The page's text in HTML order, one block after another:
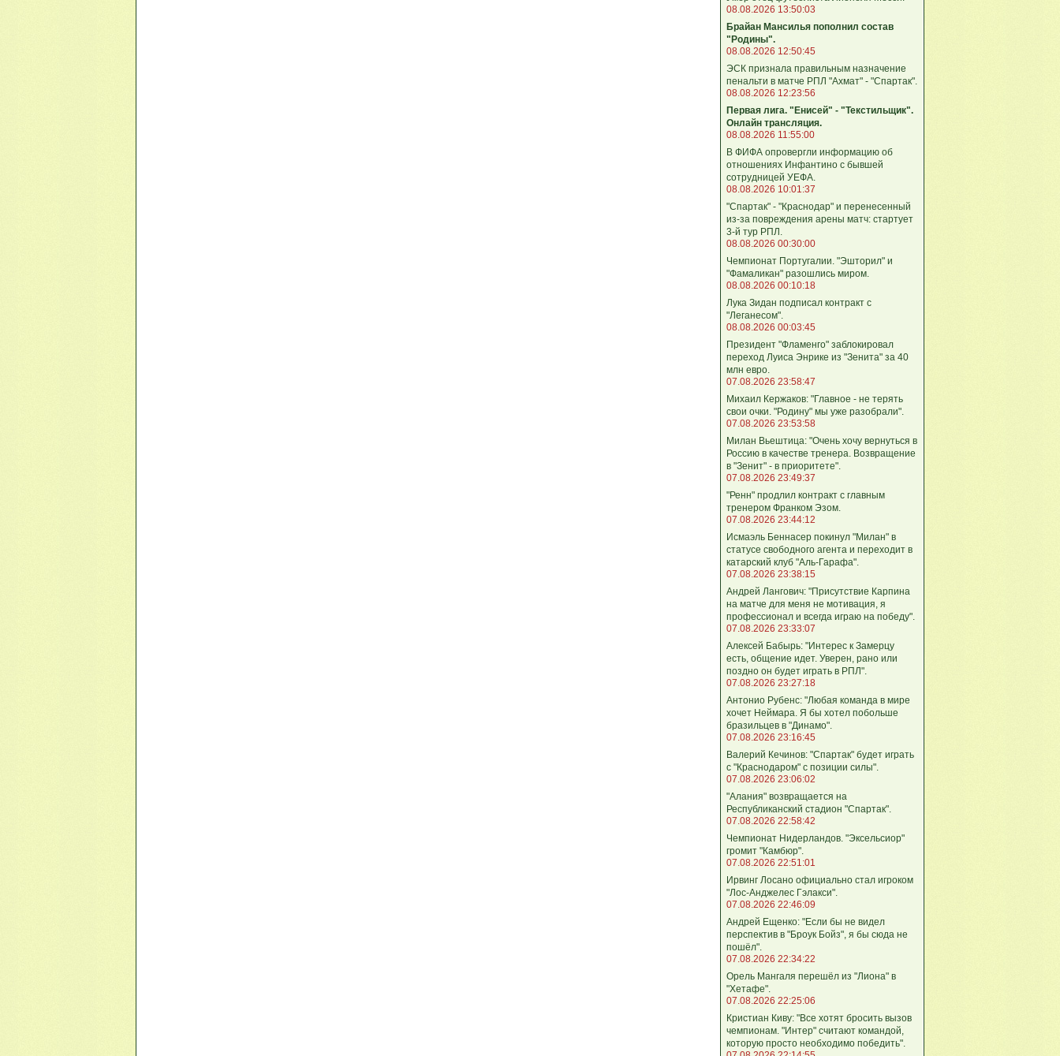
08.08.2026 13:50:03
Брайан Мансилья пополнил состав
"Родины".
08.08.2026 12:50:45
ЭСК признала правильным назначение
пенальти в матче РПЛ "Ахмат" - "Спартак".
08.08.2026 12:23:56
Первая лига. "Енисей" - "Текстильщик".
Онлайн трансляция.
08.08.2026 11:55:00
В ФИФА опровергли информацию об
отношениях Инфантино с бывшей
сотрудницей УЕФА.
08.08.2026 10:01:37
"Спартак" - "Краснодар" и перенесенный
из-за повреждения арены матч: стартует
3-й тур РПЛ.
08.08.2026 00:30:00
Чемпионат Португалии. "Эшторил" и
"Фамаликан" разошлись миром.
08.08.2026 00:10:18
Лука Зидан подписал контракт с
"Леганесом".
08.08.2026 00:03:45
Президент "Фламенго" заблокировал
переход Луиса Энрике из "Зенита" за 40
млн евро.
07.08.2026 23:58:47
Михаил Кержаков: "Главное - не терять
свои очки. "Родину" мы уже разобрали".
07.08.2026 23:53:58
Милан Вьештица: "Очень хочу вернуться в
Россию в качестве тренера. Возвращение
в "Зенит" - в приоритете".
07.08.2026 23:49:37
"Ренн" продлил контракт с главным
тренером Франком Эзом.
07.08.2026 23:44:12
Исмаэль Беннасер покинул "Милан" в
статусе свободного агента и переходит в
катарский клуб "Аль-Гарафа".
07.08.2026 23:38:15
Андрей Лангович: "Присутствие Карпина
на матче для меня не мотивация, я
профессионал и всегда играю на победу".
07.08.2026 23:33:07
Алексей Бабырь: "Интерес к Замерцу
есть, общение идет. Уверен, рано или
поздно он будет играть в РПЛ".
07.08.2026 23:27:18
Антонио Рубенс: "Любая команда в мире
хочет Неймара. Я бы хотел побольше
бразильцев в "Динамо".
07.08.2026 23:16:45
Валерий Кечинов: "Спартак" будет играть
с "Краснодаром" с позиции силы".
07.08.2026 23:06:02
"Алания" возвращается на
Республиканский стадион "Спартак".
07.08.2026 22:58:42
Чемпионат Нидерландов. "Эксельсиор"
громит "Камбюр".
07.08.2026 22:51:01
Ирвинг Лосано официально стал игроком
"Лос-Анджелес Гэлакси".
07.08.2026 22:46:09
Андрей Ещенко: "Если бы не видел
перспектив в "Броук Бойз", я бы сюда не
пошёл".
07.08.2026 22:34:22
Орель Мангаля перешёл из "Лиона" в
"Хетафе".
07.08.2026 22:25:06
Кристиан Киву: "Все хотят бросить вызов
чемпионам. "Интер" считают командой,
которую просто необходимо победить".